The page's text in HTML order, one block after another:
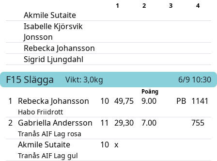
1 2 3 4
Akmile Sutaite
Isabelle Kjörsvik
Jonsson
Rebecka Johansson
Sigrid Ljungdahl
F15 Slägga Vikt: 3,0kg 6/9 10:30
Poäng
1 Rebecka Johansson
Habo Friidrott
10 49,75 9.00 PB 1141
2 Gabriella Andersson
Tranås AIF Lag rosa
11 29,30 7.00 755
Akmile Sutaite
Tranås AIF Lag gul
10 x